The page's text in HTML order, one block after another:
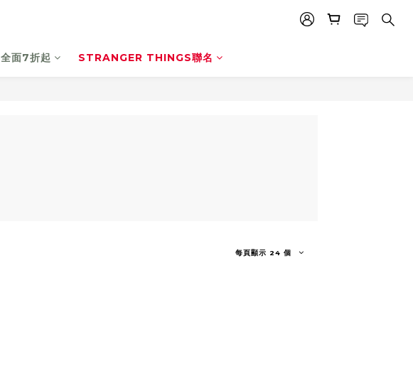
全面7折起 STRANGER THINGS聯名
每頁顯示 24 個